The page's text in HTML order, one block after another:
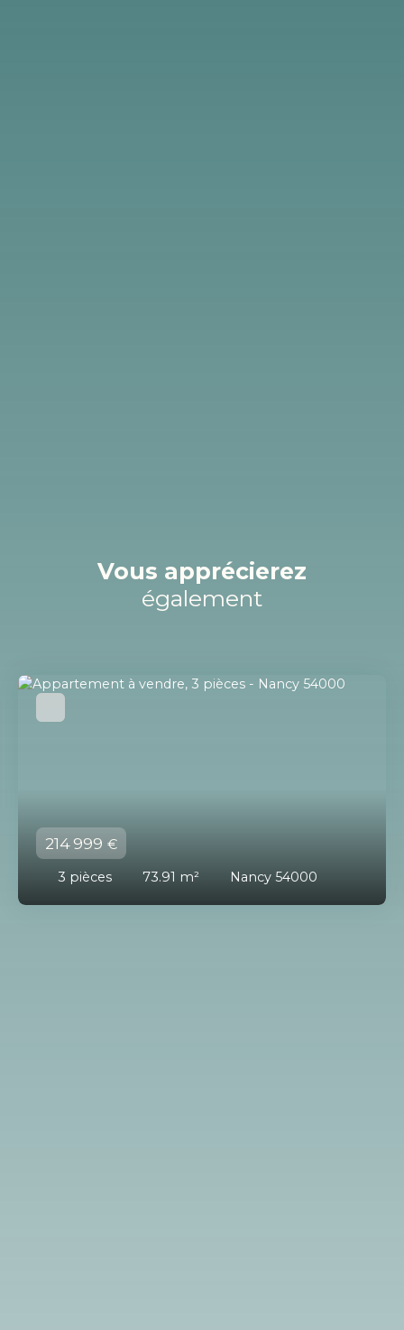
Vous apprécierez
également
214 999 €
3 pièces 73.91 m² Nancy 54000